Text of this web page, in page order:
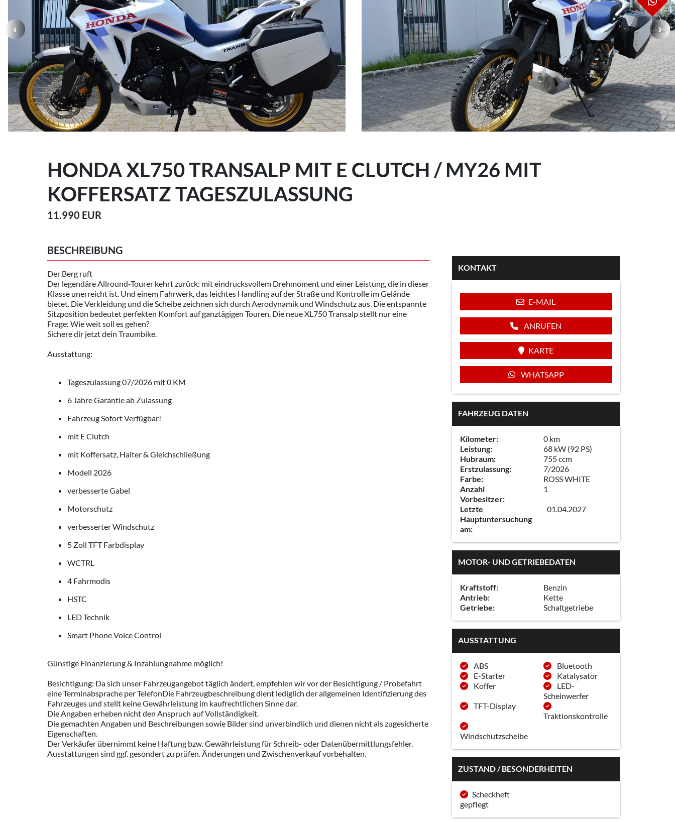
HONDA XL750 TRANSALP MIT E CLUTCH / MY26 MIT
KOFFERSATZ TAGESZULASSUNG
11.990 EUR
BESCHREIBUNG
Der Berg ruft
Der legendäre Allround-Tourer kehrt zurück: mit eindrucksvollem Drehmoment und einer Leistung, die in dieser
Klasse unerreicht ist. Und einem Fahrwerk, das leichtes Handling auf der Straße und Kontrolle im Gelände
bietet. Die Verkleidung und die Scheibe zeichnen sich durch Aerodynamik und Windschutz aus. Die entspannte
Sitzposition bedeutet perfekten Komfort auf ganztägigen Touren. Die neue XL750 Transalp stellt nur eine
Frage: Wie weit soll es gehen?
Sichere dir jetzt dein Traumbike.
Ausstattung:
Tageszulassung 07/2026 mit 0 KM
6 Jahre Garantie ab Zulassung
Fahrzeug Sofort Verfügbar!
mit E Clutch
mit Koffersatz, Halter & Gleichschließung
Modell 2026
verbesserte Gabel
Motorschutz
verbesserter Windschutz
5 Zoll TFT Farbdisplay
WCTRL
4 Fahrmodis
HSTC
LED Technik
Smart Phone Voice Control
Günstige Finanzierung & Inzahlungnahme möglich!
Besichtigung: Da sich unser Fahrzeugangebot täglich ändert, empfehlen wir vor der Besichtigung / Probefahrt
eine Terminabsprache per TelefonDie Fahrzeugbeschreibung dient lediglich der allgemeinen Identifizierung des
Fahrzeuges und stellt keine Gewährleistung im kaufrechtlichen Sinne dar.
Die Angaben erheben nicht den Anspruch auf Vollständigkeit.
Die gemachten Angaben und Beschreibungen sowie Bilder sind unverbindlich und dienen nicht als zugesicherte
Eigenschaften.
Der Verkäufer übernimmt keine Haftung bzw. Gewährleistung für Schreib- oder Datenübermittlungsfehler.
Ausstattungen sind ggf. gesondert zu prüfen. Änderungen und Zwischenverkauf vorbehalten.
KONTAKT
E-MAIL
ANRUFEN
KARTE
WHATSAPP
FAHRZEUG DATEN
Kilometer:
0 km
Leistung:
68 kW (92 PS)
Hubraum:
755 ccm
Erstzulassung:
7/2026
Farbe:
ROSS WHITE
Anzahl
Vorbesitzer:
1
Letzte
Hauptuntersuchung
am:
01.04.2027
MOTOR- UND GETRIEBEDATEN
Kraftstoff:
Benzin
Antrieb:
Kette
Getriebe:
Schaltgetriebe
AUSSTATTUNG
ABS
Bluetooth
E-Starter
Katalysator
Koffer
LED-
Scheinwerfer
TFT-Display
Traktionskontrolle
Windschutzscheibe
ZUSTAND / BESONDERHEITEN
Scheckheft
gepflegt